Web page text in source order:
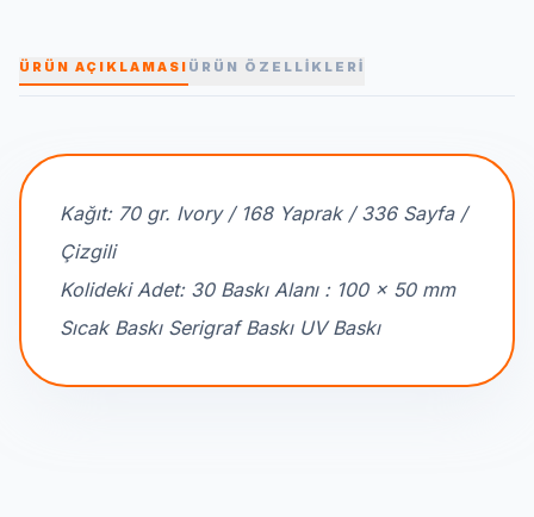
ÜRÜN AÇIKLAMASI ÜRÜN ÖZELLİKLERİ
Kağıt: 70 gr. Ivory / 168 Yaprak / 336 Sayfa /
Çizgili
Kolideki Adet: 30 Baskı Alanı : 100 x 50 mm
Sıcak Baskı Serigraf Baskı UV Baskı